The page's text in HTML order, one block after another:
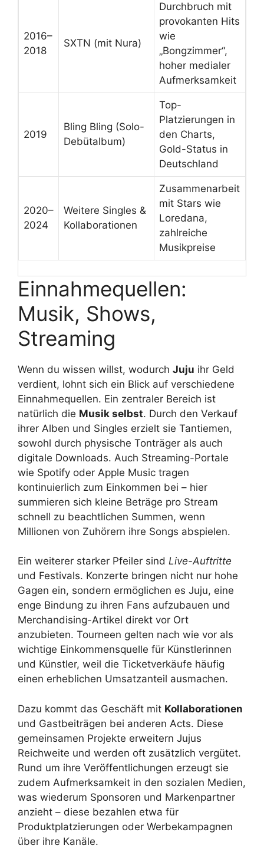
2016–
2018
SXTN (mit Nura)
Durchbruch mit
provokanten Hits
wie
„Bongzimmer“,
hoher medialer
Aufmerksamkeit
2019
Bling Bling (Solo-
Debütalbum)
Top-
Platzierungen in
den Charts,
Gold-Status in
Deutschland
2020–
2024
Weitere Singles &
Kollaborationen
Zusammenarbeit
mit Stars wie
Loredana,
zahlreiche
Musikpreise
Einnahmequellen:
Musik, Shows,
Streaming
Wenn du wissen willst, wodurch Juju ihr Geld
verdient, lohnt sich ein Blick auf verschiedene
Einnahmequellen. Ein zentraler Bereich ist
natürlich die Musik selbst. Durch den Verkauf
ihrer Alben und Singles erzielt sie Tantiemen,
sowohl durch physische Tonträger als auch
digitale Downloads. Auch Streaming-Portale
wie Spotify oder Apple Music tragen
kontinuierlich zum Einkommen bei – hier
summieren sich kleine Beträge pro Stream
schnell zu beachtlichen Summen, wenn
Millionen von Zuhörern ihre Songs abspielen.
Ein weiterer starker Pfeiler sind Live-Auftritte
und Festivals. Konzerte bringen nicht nur hohe
Gagen ein, sondern ermöglichen es Juju, eine
enge Bindung zu ihren Fans aufzubauen und
Merchandising-Artikel direkt vor Ort
anzubieten. Tourneen gelten nach wie vor als
wichtige Einkommensquelle für Künstlerinnen
und Künstler, weil die Ticketverkäufe häufig
einen erheblichen Umsatzanteil ausmachen.
Dazu kommt das Geschäft mit Kollaborationen
und Gastbeiträgen bei anderen Acts. Diese
gemeinsamen Projekte erweitern Jujus
Reichweite und werden oft zusätzlich vergütet.
Rund um ihre Veröffentlichungen erzeugt sie
zudem Aufmerksamkeit in den sozialen Medien,
was wiederum Sponsoren und Markenpartner
anzieht – diese bezahlen etwa für
Produktplatzierungen oder Werbekampagnen
über ihre Kanäle.